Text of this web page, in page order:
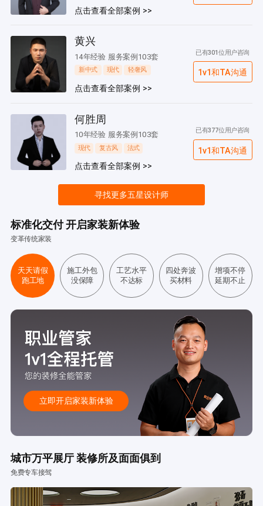
点击查看全部案例 >>
黄兴
14年经验 服务案例103套
新中式 现代 轻奢风
点击查看全部案例 >>
已有301位用户咨询
1v1和TA沟通
何胜周
10年经验 服务案例103套
现代 复古风 法式
点击查看全部案例 >>
已有377位用户咨询
1v1和TA沟通
寻找更多五星设计师
标准化交付 开启家装新体验
变革传统家装
天天请假
跑工地
施工外包
没保障
工艺水平
不达标
四处奔波
买材料
增项不停
延期不止
立即开启家装新体验
城市万平展厅 装修所及面面俱到
免费专车接驾